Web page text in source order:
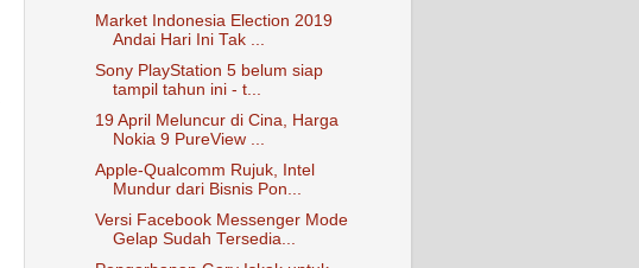
Market Indonesia Election 2019
Andai Hari Ini Tak ...
Sony PlayStation 5 belum siap
tampil tahun ini - t...
19 April Meluncur di Cina, Harga
Nokia 9 PureView ...
Apple-Qualcomm Rujuk, Intel
Mundur dari Bisnis Pon...
Versi Facebook Messenger Mode
Gelap Sudah Tersedia...